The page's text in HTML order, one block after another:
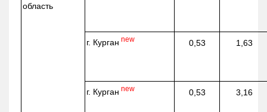
область
г. Курган new 0,53 1,63
г. Курган new 0,53 3,16